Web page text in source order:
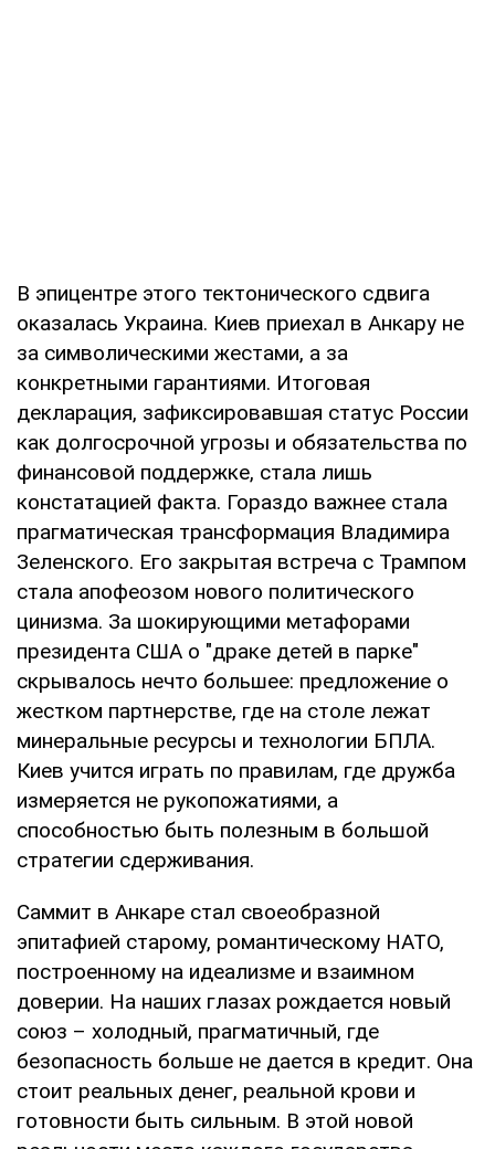
В эпицентре этого тектонического сдвига
оказалась Украина. Киев приехал в Анкару не
за символическими жестами, а за
конкретными гарантиями. Итоговая
декларация, зафиксировавшая статус России
как долгосрочной угрозы и обязательства по
финансовой поддержке, стала лишь
констатацией факта. Гораздо важнее стала
прагматическая трансформация Владимира
Зеленского. Его закрытая встреча с Трампом
стала апофеозом нового политического
цинизма. За шокирующими метафорами
президента США о "драке детей в парке"
скрывалось нечто большее: предложение о
жестком партнерстве, где на столе лежат
минеральные ресурсы и технологии БПЛА.
Киев учится играть по правилам, где дружба
измеряется не рукопожатиями, а
способностью быть полезным в большой
стратегии сдерживания.
Саммит в Анкаре стал своеобразной
эпитафией старому, романтическому НАТО,
построенному на идеализме и взаимном
доверии. На наших глазах рождается новый
союз – холодный, прагматичный, где
безопасность больше не дается в кредит. Она
стоит реальных денег, реальной крови и
готовности быть сильным. В этой новой